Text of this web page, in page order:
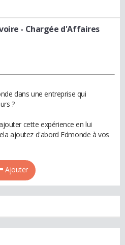
- Chargée d'Affaires
dans une entreprise qui
?
cette expérience en lui
ajoutez d'abord Edmonde à vos
Ajouter